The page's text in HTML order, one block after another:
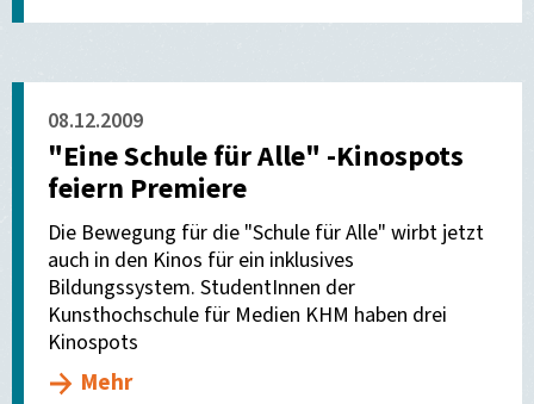
08.12.2009
"Eine Schule für Alle" -Kinospots
feiern Premiere
Die Bewegung für die "Schule für Alle" wirbt jetzt
auch in den Kinos für ein inklusives
Bildungssystem. StudentInnen der
Kunsthochschule für Medien KHM haben drei
Kinospots
Mehr